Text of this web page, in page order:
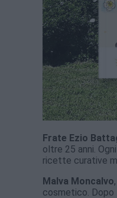
Frate Ezio
oltre 25 anni.
ricette curative
Malva Moncalvo
cosmetico. Dopo